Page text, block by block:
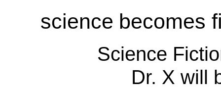
science becomes
Science
Dr. X will